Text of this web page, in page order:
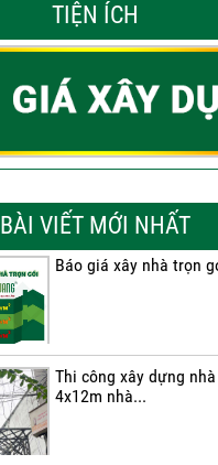
TIỆN ÍCH
BÀI VIẾT MỚI NHẤT
Báo giá xây nhà trọn
Thi công xây dựng
4x12m nhà...